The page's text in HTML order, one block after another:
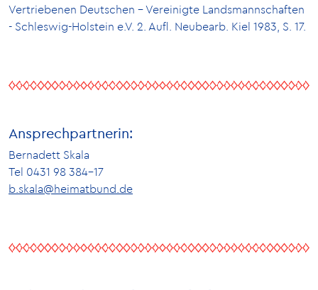
Vertriebenen Deutschen - Vereinigte Landsmannschaften
- Schleswig-Holstein e.V. 2. Aufl. Neubearb. Kiel 1983, S. 17.
Ansprechpartnerin:
Bernadett Skala
Tel 0431 98 384-17
b.skala@heimatbund.de